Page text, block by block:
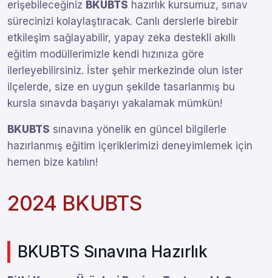
erişebileceğiniz BKUBTS hazırlık kursumuz, sınav
sürecinizi kolaylaştıracak. Canlı derslerle birebir
etkileşim sağlayabilir, yapay zeka destekli akıllı
eğitim modüllerimizle kendi hızınıza göre
ilerleyebilirsiniz. İster şehir merkezinde olun ister
ilçelerde, size en uygun şekilde tasarlanmış bu
kursla sınavda başarıyı yakalamak mümkün!
BKUBTS sınavına yönelik en güncel bilgilerle
hazırlanmış eğitim içeriklerimizi deneyimlemek için
hemen bize katılın!
2024 BKUBTS
BKUBTS Sınavına Hazırlık